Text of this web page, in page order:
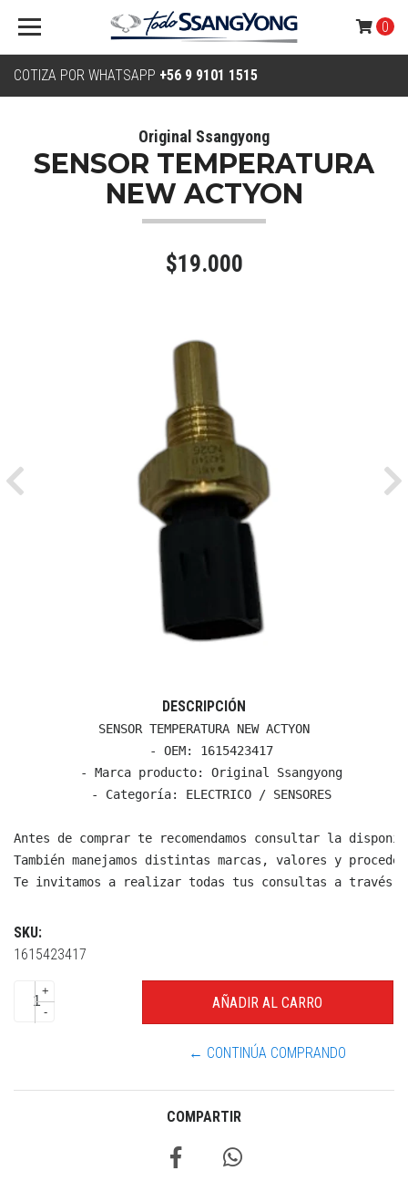
COTIZA POR WHATSAPP +56 9 9101 1515
0
Original Ssangyong
SENSOR TEMPERATURA
NEW ACTYON
$19.000
Previous
DESCRIPCIÓN
SENSOR TEMPERATURA NEW ACTYON
  - OEM: 1615423417
  - Marca producto: Original Ssangyong
  - Categoría: ELECTRICO / SENSORES
Antes de comprar te recomendamos consultar la
También manejamos distintas marcas, valores y
Te invitamos a realizar todas tus consultas a través
SKU:
1615423417
+
-
← CONTINÚA COMPRANDO
COMPARTIR